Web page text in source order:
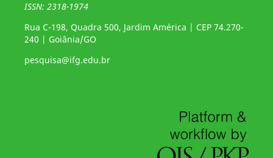
ISSN: 2318-1974
Rua C-198, Quadra 500, Jardim América | CEP 74.270-
240 | Goiânia/GO
pesquisa@ifg.edu.br